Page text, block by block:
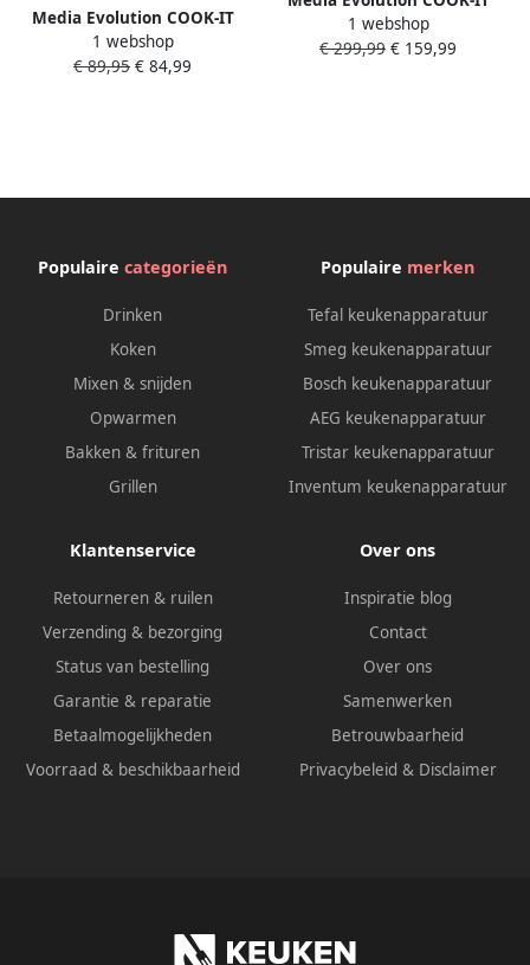
Media Evolution COOK-IT
Vrijstaande Magnetron 20L
11 Sterktes 8
1 webshop
€ 89,95 € 84,99
Combi Magnetron Vrijstaand
25L Heteluchtoven en Grill
1 webshop
€ 299,99 € 159,99
Populaire categorieën
Drinken
Koken
Mixen & snijden
Opwarmen
Bakken & frituren
Grillen
Populaire merken
Tefal keukenapparatuur
Smeg keukenapparatuur
Bosch keukenapparatuur
AEG keukenapparatuur
Tristar keukenapparatuur
Inventum keukenapparatuur
Klantenservice
Retourneren & ruilen
Verzending & bezorging
Status van bestelling
Garantie & reparatie
Betaalmogelijkheden
Voorraad & beschikbaarheid
Over ons
Inspiratie blog
Contact
Over ons
Samenwerken
Betrouwbaarheid
Privacybeleid & Disclaimer